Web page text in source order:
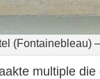
(Fontainebleau)
multiple